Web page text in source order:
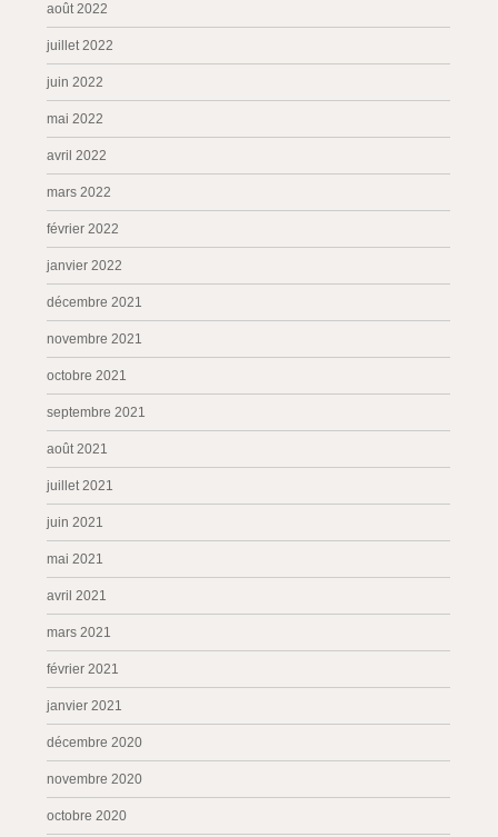
août 2022
juillet 2022
juin 2022
mai 2022
avril 2022
mars 2022
février 2022
janvier 2022
décembre 2021
novembre 2021
octobre 2021
septembre 2021
août 2021
juillet 2021
juin 2021
mai 2021
avril 2021
mars 2021
février 2021
janvier 2021
décembre 2020
novembre 2020
octobre 2020